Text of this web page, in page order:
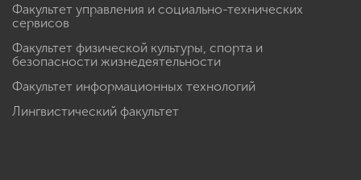
Факультет управления и социально-технических
сервисов
Факультет физической культуры, спорта и
безопасности жизнедеятельности
Факультет информационных технологий
Лингвистический факультет